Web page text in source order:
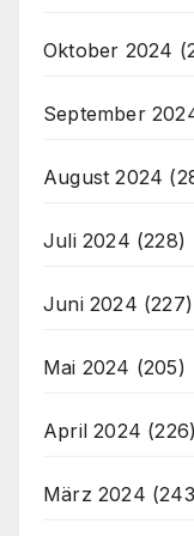
Oktober 2024
September
August 2024
Juli 2024 (228)
Juni 2024 (227)
Mai 2024 (205)
April 2024 (226)
März 2024